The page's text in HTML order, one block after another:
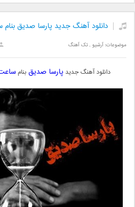
دانلود آهنگ جدید پارسا صدیق
موضوعات:آرشیو ,تک آهنگ
دانلود آهنگ جدید پارسا صدیقبنام